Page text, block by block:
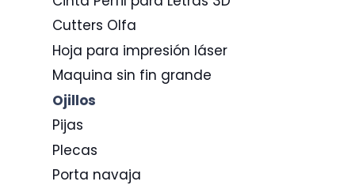
Cutters Olfa
Hoja para impresión láser
Maquina sin fin grande
Ojillos
Pijas
Plecas
Porta navaja